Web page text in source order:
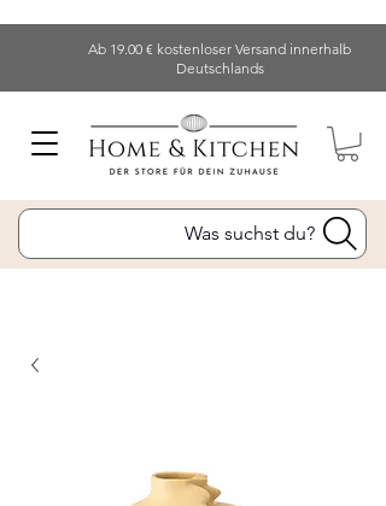
Ab 19.00 € kostenloser Versand innerhalb
Deutschlands
Was suchst du?